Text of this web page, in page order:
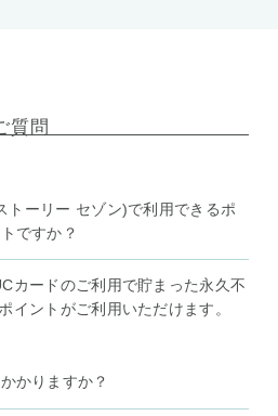
質問
トーリー セゾン)で利用できるポ
ですか？
カードのご利用で貯まった永久不
イントがご利用いただけます。
かりますか？